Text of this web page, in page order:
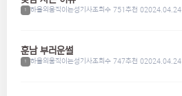
1 하울의움직이는성기사조회수 751추천 02024.04.24
훈남 부러운썰
1 하울의움직이는성기사조회수 747추천 02024.04.24